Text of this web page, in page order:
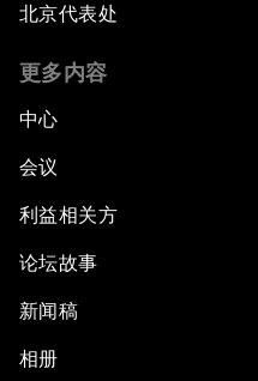
北京代表处
更多内容
中心
会议
利益相关方
论坛故事
新闻稿
相册